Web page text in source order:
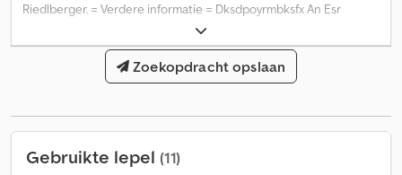
Riedlberger. = Verdere informatie = Dksdpoyrmbksfx An Esr
Toepassingsgebied: Bouw Neem contact op met Jan-Marc
Schwickert voor meer informatie.
Zoekopdracht opslaan
Gebruikte lepel (11)